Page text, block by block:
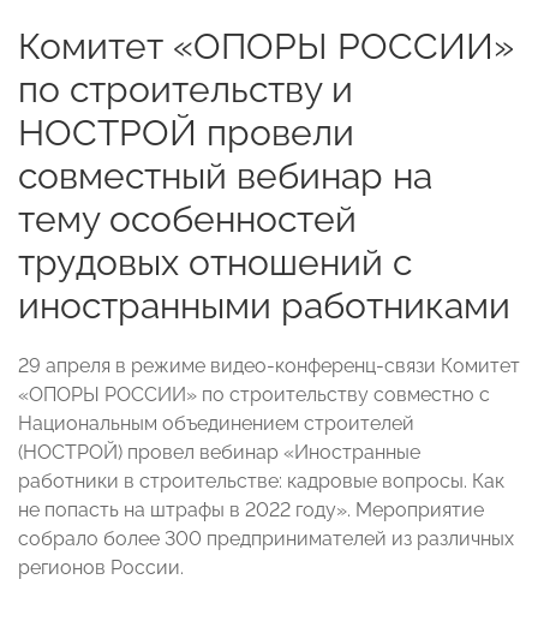
Комитет «ОПОРЫ РОССИИ»
по строительству и
НОСТРОЙ провели
совместный вебинар на
тему особенностей
трудовых отношений с
иностранными работниками
29 апреля в режиме видео-конференц-связи Комитет
«ОПОРЫ РОССИИ» по строительству совместно с
Национальным объединением строителей
(НОСТРОЙ) провел вебинар «Иностранные
работники в строительстве: кадровые вопросы. Как
не попасть на штрафы в 2022 году». Мероприятие
собрало более 300 предпринимателей из различных
регионов России.